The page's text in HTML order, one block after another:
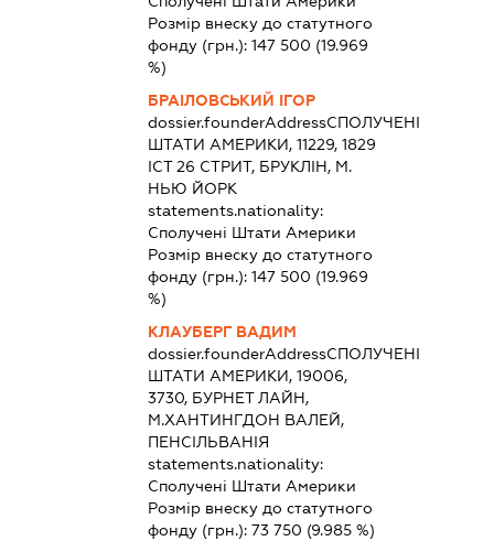
Розмір внеску до статутного
фонду (грн.):147 500 (19.969
%)
БРАІЛОВСЬКИЙ ІГОР
dossier.founderAddressСПОЛУЧЕНІ
ШТАТИ АМЕРИКИ, 11229, 1829
ІСТ 26 СТРИТ, БРУКЛІН, М.
НЬЮ ЙОРК
statements.nationality:
Сполучені Штати Америки
Розмір внеску до статутного
фонду (грн.):147 500 (19.969
%)
КЛАУБЕРГ ВАДИМ
dossier.founderAddressСПОЛУЧЕНІ
ШТАТИ АМЕРИКИ, 19006,
3730, БУРНЕТ ЛАЙН,
М.ХАНТИНГДОН ВАЛЕЙ,
ПЕНСІЛЬВАНІЯ
statements.nationality:
Сполучені Штати Америки
Розмір внеску до статутного
фонду (грн.):73 750 (9.985 %)